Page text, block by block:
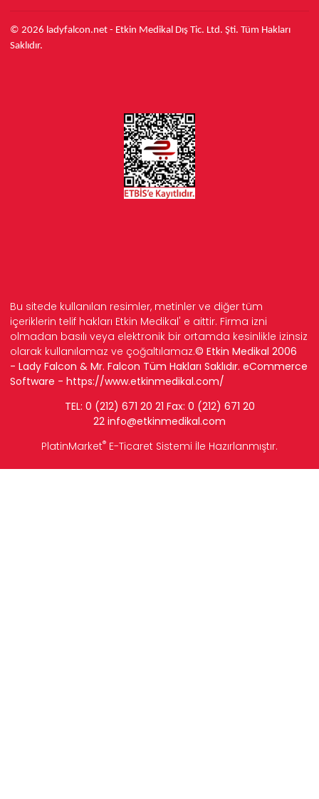
© 2026 ladyfalcon.net - Etkin Medikal Dış Tic. Ltd. Şti. Tüm Hakları
Saklıdır.
Bu sitede kullanılan resimler, metinler ve diğer tüm
içeriklerin telif hakları Etkin Medikal' e aittir. Firma izni
olmadan basılı veya elektronik bir ortamda kesinlikle izinsiz
olarak kullanılamaz ve çoğaltılamaz.© Etkin Medikal 2006
- Lady Falcon & Mr. Falcon Tüm Hakları Saklıdır. eCommerce
Software - https://www.etkinmedikal.com/
TEL: 0 (212) 671 20 21 Fax: 0 (212) 671 20
22 info@etkinmedikal.com
PlatinMarket® E-Ticaret Sistemi İle Hazırlanmıştır.